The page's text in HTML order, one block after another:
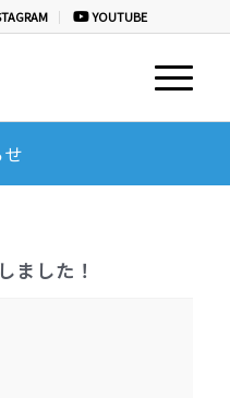
YOUTUBE
ました！